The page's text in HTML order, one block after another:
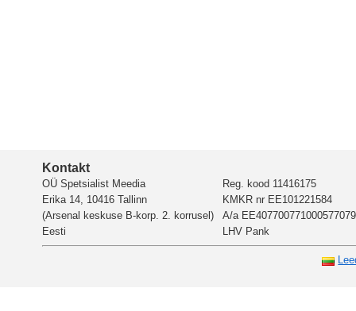
Kontakt
OÜ Spetsialist Meedia
Erika 14, 10416 Tallinn
(Arsenal keskuse B-korp. 2. korrusel)
Eesti
Reg. kood 11416175
KMKR nr EE101221584
A/a EE407700771000577079
LHV Pank